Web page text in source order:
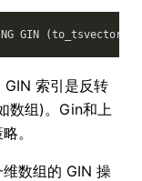
GIN 索引是反转
数组)。Gin和上
。
数组的 GIN 操